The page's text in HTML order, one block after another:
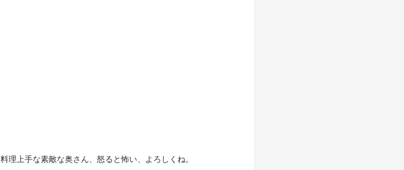
料理上手な素敵な奥さん、怒ると怖い、よろしくね。